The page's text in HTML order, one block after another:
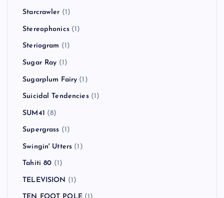
Starcrawler (1)
Stereophonics(1)
Steriogram (1)
Sugar Ray (1)
Sugarplum Fairy (1)
Suicidal Tendencies(1)
SUM41 (8)
Supergrass (1)
Swingin' Utters (1)
Tahiti 80 (1)
TELEVISION (1)